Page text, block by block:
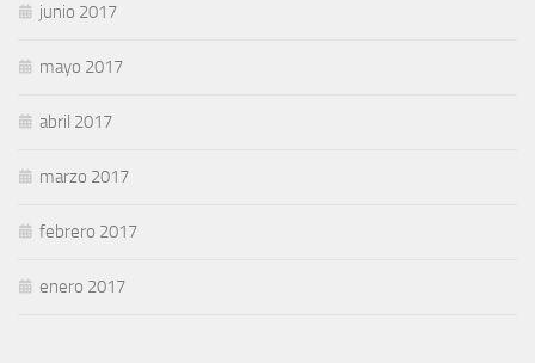
junio 2017
mayo 2017
abril 2017
marzo 2017
febrero 2017
enero 2017